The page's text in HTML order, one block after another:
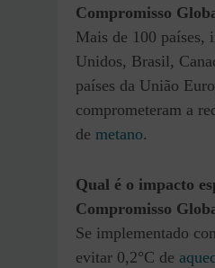
Compromisso
Mais de 100 países,
Unidos, Brasil,
países da União
comprometeram a
de metano.
Qual é o impacto
Compromisso
Se implementado
evitar 0,2°C de